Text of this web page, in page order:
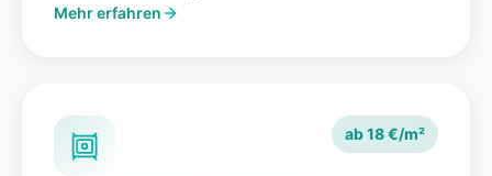
Mehr erfahren
ab 18 €/m²